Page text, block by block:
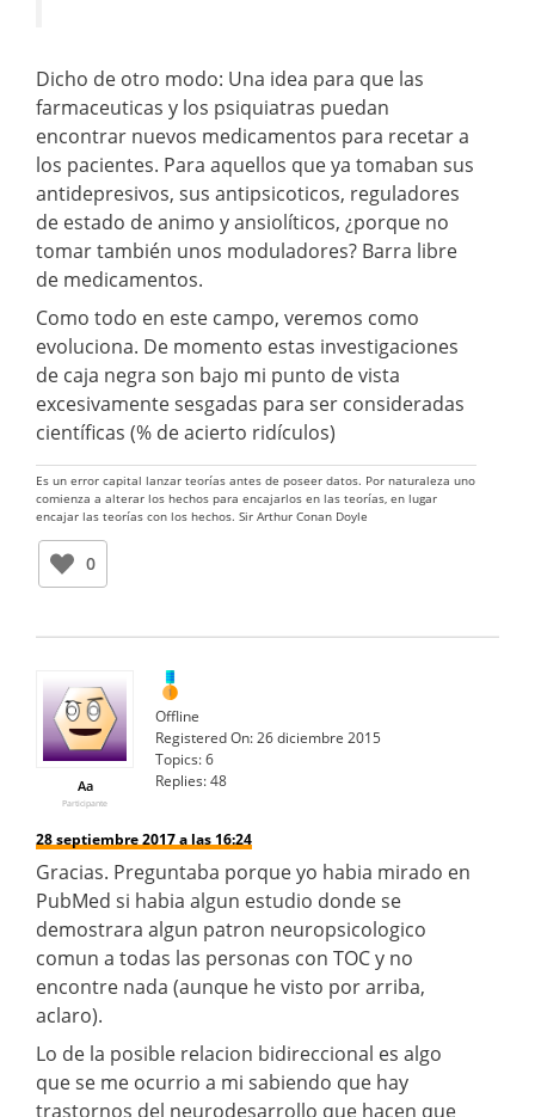
Dicho de otro modo: Una idea para que las
farmaceuticas y los psiquiatras puedan
encontrar nuevos medicamentos para recetar a
los pacientes. Para aquellos que ya tomaban sus
antidepresivos, sus antipsicoticos, reguladores
de estado de animo y ansiolíticos, ¿porque no
tomar también unos moduladores? Barra libre
de medicamentos.
Como todo en este campo, veremos como
evoluciona. De momento estas investigaciones
de caja negra son bajo mi punto de vista
excesivamente sesgadas para ser consideradas
científicas (% de acierto ridículos)
Es un error capital lanzar teorías antes de poseer datos. Por naturaleza uno
comienza a alterar los hechos para encajarlos en las teorías, en lugar
encajar las teorías con los hechos. Sir Arthur Conan Doyle
0
Aa
Participante
Offline
Registered On:26 diciembre 2015
Topics:6
Replies:48
28 septiembre 2017 a las 16:24
Gracias. Preguntaba porque yo habia mirado en
PubMed si habia algun estudio donde se
demostrara algun patron neuropsicologico
comun a todas las personas con TOC y no
encontre nada (aunque he visto por arriba,
aclaro).
Lo de la posible relacion bidireccional es algo
que se me ocurrio a mi sabiendo que hay
trastornos del neurodesarrollo que hacen que